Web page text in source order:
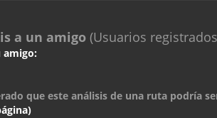
a un amigo (Usuarios
amigo:
que este análisis de una ruta podría